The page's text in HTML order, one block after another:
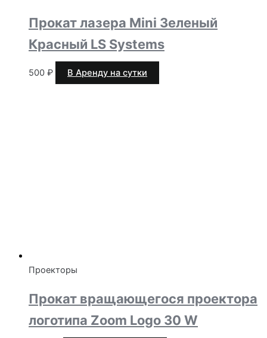
Прокат лазера Mini Зеленый
Красный LS Systems
500 ₽ В Аренду на сутки
Проекторы
Прокат вращающегося проектора
логотипа Zoom Logo 30 W